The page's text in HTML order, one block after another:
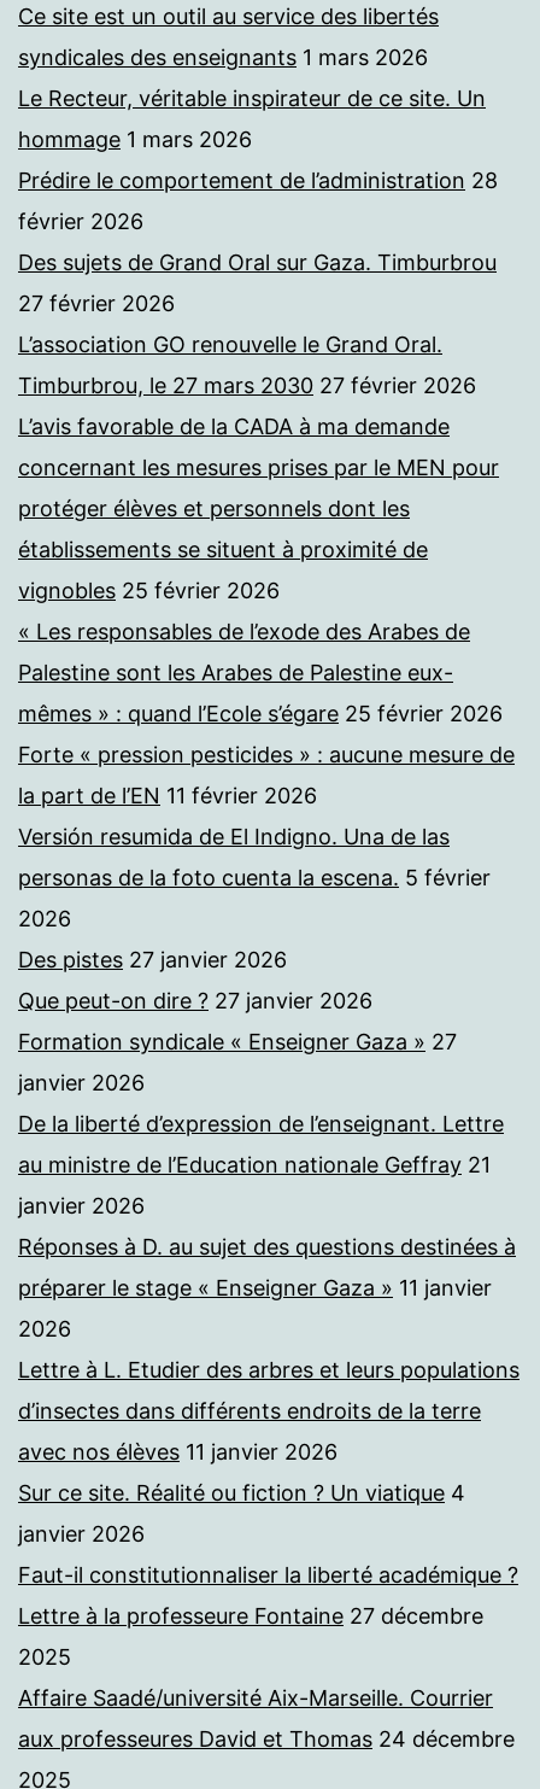
Ce site est un outil au service des libertés
syndicales des enseignants 1 mars 2026
Le Recteur, véritable inspirateur de ce site. Un
hommage 1 mars 2026
Prédire le comportement de l’administration 28
février 2026
Des sujets de Grand Oral sur Gaza. Timburbrou
27 février 2026
L’association GO renouvelle le Grand Oral.
Timburbrou, le 27 mars 2030 27 février 2026
L’avis favorable de la CADA à ma demande
concernant les mesures prises par le MEN pour
protéger élèves et personnels dont les
établissements se situent à proximité de
vignobles 25 février 2026
« Les responsables de l’exode des Arabes de
Palestine sont les Arabes de Palestine eux-
mêmes » : quand l’Ecole s’égare 25 février 2026
Forte « pression pesticides » : aucune mesure de
la part de l’EN 11 février 2026
Versión resumida de El Indigno. Una de las
personas de la foto cuenta la escena. 5 février
2026
Des pistes 27 janvier 2026
Que peut-on dire ? 27 janvier 2026
Formation syndicale « Enseigner Gaza » 27
janvier 2026
De la liberté d’expression de l’enseignant. Lettre
au ministre de l’Education nationale Geffray 21
janvier 2026
Réponses à D. au sujet des questions destinées à
préparer le stage « Enseigner Gaza » 11 janvier
2026
Lettre à L. Etudier des arbres et leurs populations
d’insectes dans différents endroits de la terre
avec nos élèves 11 janvier 2026
Sur ce site. Réalité ou fiction ? Un viatique 4
janvier 2026
Faut-il constitutionnaliser la liberté académique ?
Lettre à la professeure Fontaine 27 décembre
2025
Affaire Saadé/université Aix-Marseille. Courrier
aux professeures David et Thomas 24 décembre
2025